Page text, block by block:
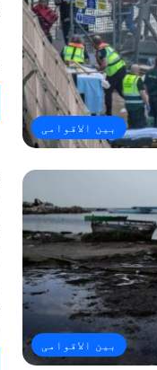
بین الاقوامی
بین الاقوامی